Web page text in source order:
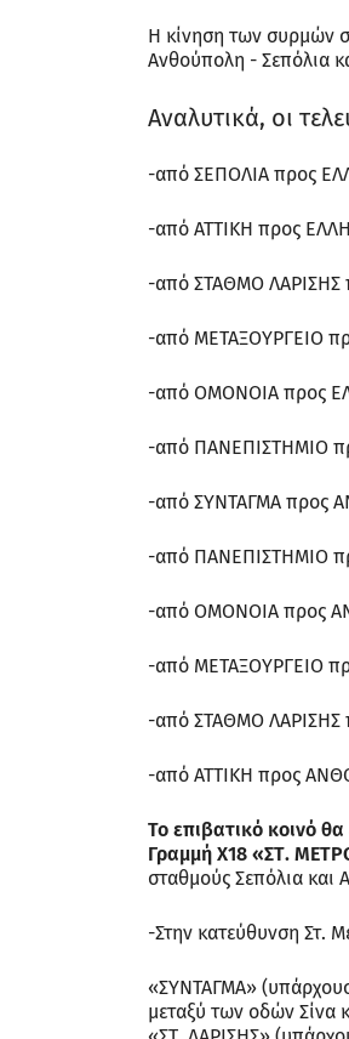
Η κίνηση των συρμών
Ανθούπολη - Σεπόλια
Αναλυτικά, οι
-από ΣΕΠΟΛΙΑ προς
-από ΑΤΤΙΚΗ προς
-από ΣΤΑΘΜΟ ΛΑΡΙΣΗΣ
-από ΜΕΤΑΞΟΥΡΓΕΙΟ
-από ΟΜΟΝΟΙΑ προς
-από ΠΑΝΕΠΙΣΤΗΜΙΟ
-από ΣΥΝΤΑΓΜΑ προς
-από ΠΑΝΕΠΙΣΤΗΜΙΟ
-από ΟΜΟΝΟΙΑ προς
-από ΜΕΤΑΞΟΥΡΓΕΙΟ
-από ΣΤΑΘΜΟ ΛΑΡΙΣΗΣ
-από ΑΤΤΙΚΗ προς
Το επιβατικό κοινό
Γραμμή Χ18 «ΣΤ.
σταθμούς Σεπόλια και
-Στην κατεύθυνση Στ.
«ΣΥΝΤΑΓΜΑ»
μεταξύ των οδών